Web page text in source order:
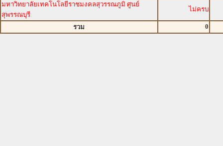
มหาวิทยาลัยเทคโนโลยีราชมงคลสุวรรณภูมิ ศูนย์
สุพรรณบุรี
ไม่ครบ
รวม 0